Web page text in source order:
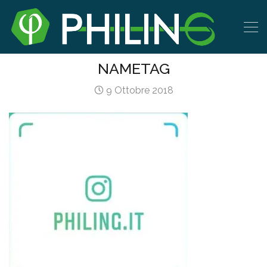
NAMETAG
9 Ottobre 2018